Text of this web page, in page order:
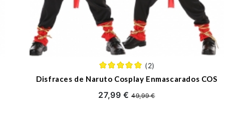
(2)
Disfraces de Naruto Cosplay Enmascarados COS
27,99 €49,99 €